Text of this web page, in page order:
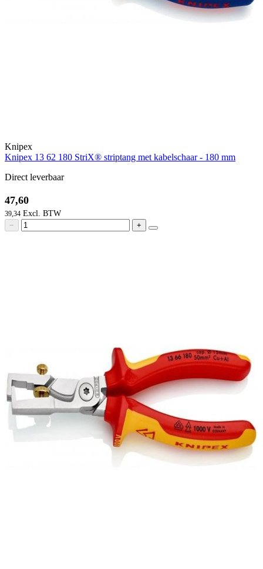
Knipex
Knipex 13 62 180 StriX® striptang met kabelschaar - 180 mm
Direct leverbaar
47,60
39,34
− +